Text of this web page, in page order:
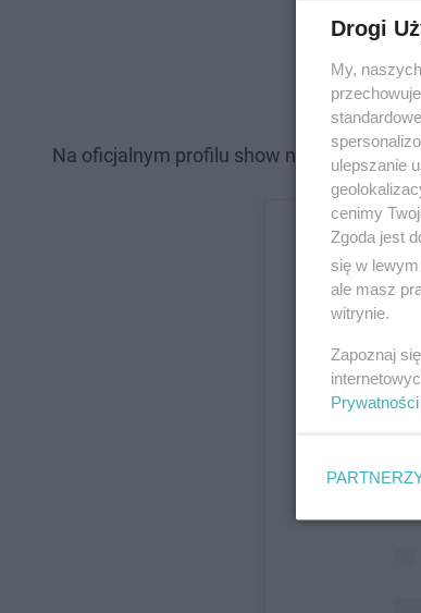
Na oficjalnym profilu show na
Drogi
My,
ulepszanie
cenimy
Zgoda jest
się w
ale masz
witrynie.
Zapoznaj
Prywatności